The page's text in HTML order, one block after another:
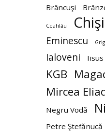
Brâncuşi
Ceahlău
Eminescu
Ialoveni
Iisus
KGB
Mircea
Negru Vodă
Petre Ştefănucă